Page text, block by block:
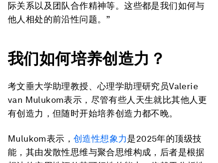
际关系以及团队合作精神等。这些都是我们如何与
他人相处的前沿性问题。”
我们如何培养创造力？
考文垂大学助理教授、心理学助理研究员Valerie
van Mulukom表示，尽管有些人天生就比其他人更
有创造力，但随时开始培养创造力都不晚。
Mulukom表示， 创造性想象力是2025年的顶级技
能，其由发散性思维与聚合思维构成，后者是根据